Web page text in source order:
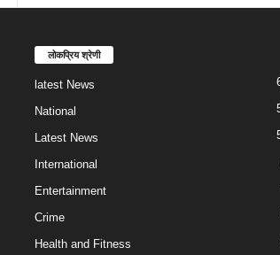
लोकप्रिय श्रेणी
latest News
National
Latest News
International
Entertainment
Crime
Health and Fitness